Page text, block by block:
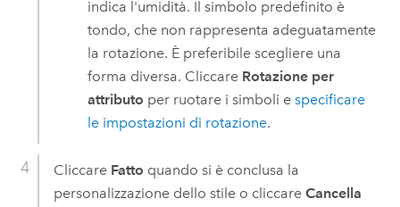
indica l'umidità. Il simbolo predefinito è
tondo, che non rappresenta adeguatamente
la rotazione. È preferibile scegliere una
forma diversa. Cliccare Rotazione per
attributo per ruotare i simboli especificare
le impostazioni di rotazione.
Cliccare Fatto quando si è conclusa la
personalizzazione dello stile o cliccare Cancella